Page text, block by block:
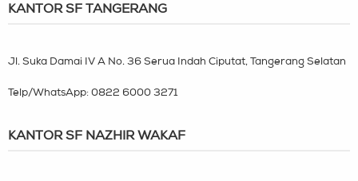
KANTOR SF TANGERANG
Jl. Suka Damai IV A No. 36 Serua Indah Ciputat, Tangerang Selatan
Telp/WhatsApp: 0822 6000 3271
KANTOR SF NAZHIR WAKAF